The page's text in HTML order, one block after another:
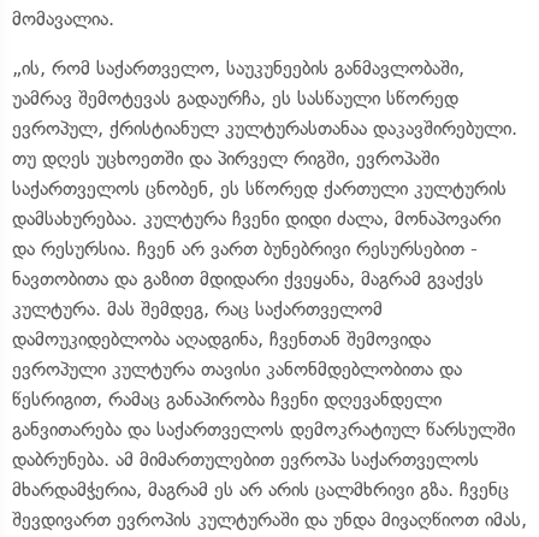
მომავალია.
„ის, რომ საქართველო, საუკუნეების განმავლობაში,
უამრავ შემოტევას გადაურჩა, ეს სასწაული სწორედ
ევროპულ, ქრისტიანულ კულტურასთანაა დაკავშირებული.
თუ დღეს უცხოეთში და პირველ რიგში, ევროპაში
საქართველოს ცნობენ, ეს სწორედ ქართული კულტურის
დამსახურებაა. კულტურა ჩვენი დიდი ძალა, მონაპოვარი
და რესურსია. ჩვენ არ ვართ ბუნებრივი რესურსებით -
ნავთობითა და გაზით მდიდარი ქვეყანა, მაგრამ გვაქვს
კულტურა. მას შემდეგ, რაც საქართველომ
დამოუკიდებლობა აღადგინა, ჩვენთან შემოვიდა
ევროპული კულტურა თავისი კანონმდებლობითა და
წესრიგით, რამაც განაპირობა ჩვენი დღევანდელი
განვითარება და საქართველოს დემოკრატიულ წარსულში
დაბრუნება. ამ მიმართულებით ევროპა საქართველოს
მხარდამჭერია, მაგრამ ეს არ არის ცალმხრივი გზა. ჩვენც
შევდივართ ევროპის კულტურაში და უნდა მივაღწიოთ იმას,